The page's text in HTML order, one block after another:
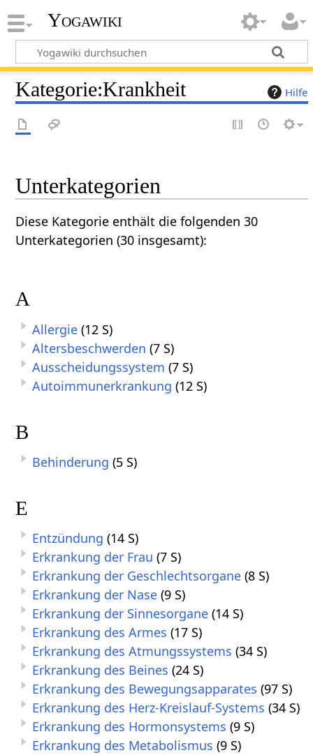
Yogawiki
Hilfe
Kategorie:Krankheit
Unterkategorien
Diese Kategorie enthält die folgenden 30
Unterkategorien (30 insgesamt):
A
Allergie (12 S)
Altersbeschwerden (7 S)
Ausscheidungssystem (7 S)
Autoimmunerkrankung (12 S)
B
Behinderung (5 S)
E
Entzündung (14 S)
Erkrankung der Frau (7 S)
Erkrankung der Geschlechtsorgane (8 S)
Erkrankung der Nase (9 S)
Erkrankung der Sinnesorgane (14 S)
Erkrankung des Armes (17 S)
Erkrankung des Atmungssystems (34 S)
Erkrankung des Beines (24 S)
Erkrankung des Bewegungsapparates (97 S)
Erkrankung des Herz-Kreislauf-Systems (34 S)
Erkrankung des Hormonsystems (9 S)
Erkrankung des Metabolismus (9 S)